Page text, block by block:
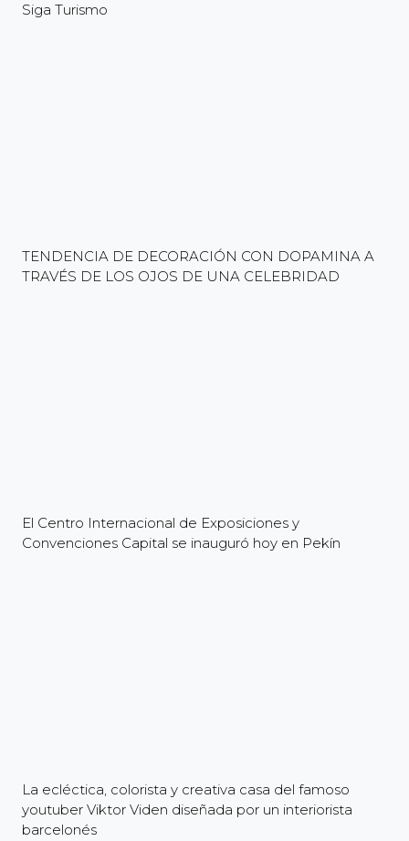
Siga Turismo
TENDENCIA DE DECORACIÓN CON DOPAMINA A
TRAVÉS DE LOS OJOS DE UNA CELEBRIDAD
El Centro Internacional de Exposiciones y
Convenciones Capital se inauguró hoy en Pekín
La ecléctica, colorista y creativa casa del famoso
youtuber Viktor Viden diseñada por un interiorista
barcelonés